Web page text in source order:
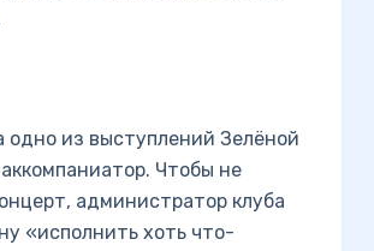
одно из выступлений Зелёной
Чтобы не
администратор клуба
«исполнить хоть что-